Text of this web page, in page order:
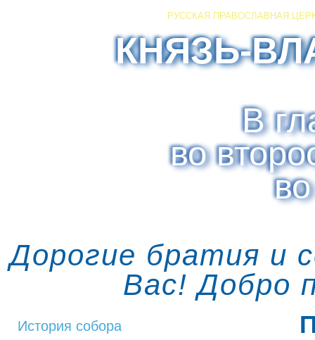
РУССКАЯ ПРАВОСЛАВНАЯ
КНЯЗЬ-
В
во
Дорогие братия и
Вас! Добро
История собора